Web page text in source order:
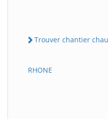
Trouver chantier
RHONE